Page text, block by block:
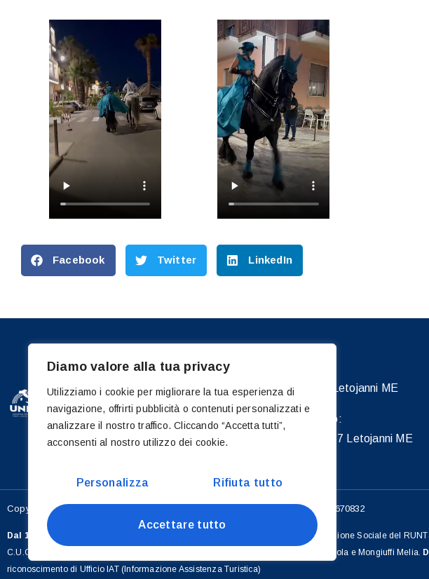
Diamo valore alla tua privacy
Utilizziamo i cookie per migliorare la tua esperienza di
navigazione, offrirti pubblicità o contenuti personalizzati e
analizzare il nostro traffico. Cliccando “Accetta tutti”,
acconsenti al nostro utilizzo dei cookie.
Personalizza Rifiuta tutto
Accettare tutto
Facebook Twitter LinkedIn
Sede:
Piazza Corrado Cagli, 98037 Letojanni ME
Ufficio Turistico della Pro Loco:
Via Vitt. Emanuele 176 - 98037 Letojanni ME
Copyright 2026 © Pro Loco Letojanni APS - P.IVA: 03366450835 - C.F. 87001670832
Dal 15/02/2023 – con D.D.G. n° 246 è iscritta nella sezione Associazioni di Promozione Sociale del
C.U.C. Centrale unica di Committenza dei Comuni di Letojanni, Taormina, Castelmola e Mongiuffi Melia.
riconoscimento di Ufficio IAT (Informazione Assistenza Turistica)